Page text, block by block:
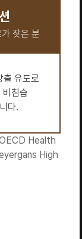
잦은 분
유도로
비침습
다.
Health
High